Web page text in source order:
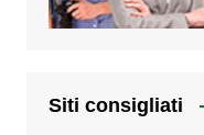
Siti consigliati